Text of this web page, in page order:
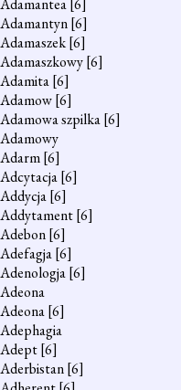
Adamantea[6]
Adamantyn[6]
Adamaszek[6]
Adamaszkowy[6]
Adamita[6]
Adamow[6]
Adamowa szpilka[6]
Adamowy
Adarm[6]
Adcytacja[6]
Addycja[6]
Addytament[6]
Adebon[6]
Adefagja[6]
Adenologja[6]
Adeona
Adeona[6]
Adephagia
Adept[6]
Aderbistan[6]